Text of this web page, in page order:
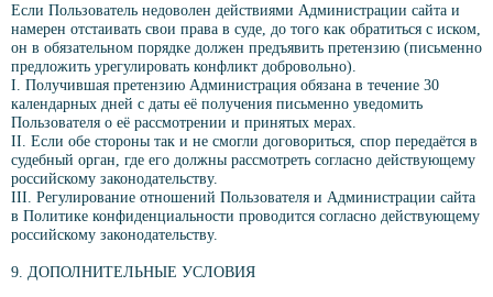
Если Пользователь недоволен действиями Администрации сайта и
намерен отстаивать свои права в суде, до того как обратиться с иском,
он в обязательном порядке должен предъявить претензию (письменно
предложить урегулировать конфликт добровольно).
I. Получившая претензию Администрация обязана в течение 30
календарных дней с даты её получения письменно уведомить
Пользователя о её рассмотрении и принятых мерах.
II. Если обе стороны так и не смогли договориться, спор передаётся в
судебный орган, где его должны рассмотреть согласно действующему
российскому законодательству.
III. Регулирование отношений Пользователя и Администрации сайта
в Политике конфиденциальности проводится согласно действующему
российскому законодательству.
9. ДОПОЛНИТЕЛЬНЫЕ УСЛОВИЯ